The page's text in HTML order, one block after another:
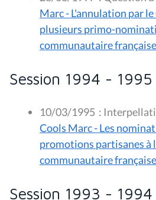
Marc - L'annulation par
plusieurs primo-
communautaire française
Session 1994 - 1995
10/03/1995 :
Cools Marc - Les
promotions partisanes à
communautaire française
Session 1993 - 1994